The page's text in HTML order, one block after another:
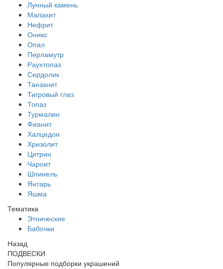
Лунный камень
Малахит
Нефрит
Оникс
Опал
Перламутр
Раухтопаз
Сердолик
Танзанит
Тигровый глаз
Топаз
Турмалин
Фианит
Халцедон
Хризолит
Цитрин
Чароит
Шпинель
Янтарь
Яшма
Тематика
Этнические
Бабочки
Назад
ПОДВЕСКИ
Популярные подборки украшений